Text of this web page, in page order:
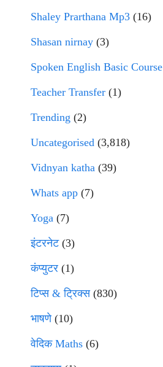
Shaley Prarthana Mp3 (16)
Shasan nirnay (3)
Spoken English Basic Course
Teacher Transfer (1)
Trending (2)
Uncategorised (3,818)
Vidnyan katha (39)
Whats app (7)
Yoga (7)
इंटरनेट(3)
कंप्युटर (1)
टिप्स & ट्रिक्स(830)
भाषणे(10)
वेदिक Maths (6)